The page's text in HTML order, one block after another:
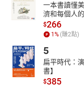
一本書讀懂
濟和每個人
$266
1% (賺2點)
5
扁平時代：
書】
$385